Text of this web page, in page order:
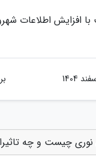
با افزایش اطلاعات
نوری چیست و چه